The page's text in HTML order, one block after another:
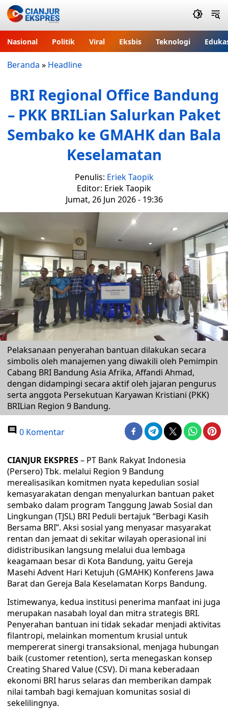
Nasional Politik Viral Eksbis Teknologi
Beranda » Headline
BRI Regional Office Bandung
– PKK BRILian Salurkan Paket
Sembako ke GMAHK dan Bala
Keselamatan
Penulis: Eriek Taopik
Editor: Eriek Taopik
Jumat, 26 Jun 2026 - 19:36
​Pelaksanaan penyerahan bantuan dilakukan secara
simbolis oleh manajemen yang diwakili oleh Pemimpin
Cabang BRI Bandung Asia Afrika, Affandi Ahmad,
dengan didampingi secara aktif oleh jajaran pengurus
serta anggota Persekutuan Karyawan Kristiani (PKK)
BRILian Region 9 Bandung.
0 Komentar
CIANJUR EKSPRES– PT Bank Rakyat Indonesia
(Persero) Tbk. melalui Region 9 Bandung
merealisasikan komitmen nyata kepedulian sosial
kemasyarakatan dengan menyalurkan bantuan paket
sembako dalam program Tanggung Jawab Sosial dan
Lingkungan (TJSL) BRI Peduli bertajuk “Berbagi Kasih
Bersama BRI”. Aksi sosial yang menyasar masyarakat
rentan dan jemaat di sekitar wilayah operasional ini
didistribusikan langsung melalui dua lembaga
keagamaan besar di Kota Bandung, yaitu Gereja
Masehi Advent Hari Ketujuh (GMAHK) Konferens Jawa
Barat dan Gereja Bala Keselamatan Korps Bandung.
​Istimewanya, kedua institusi penerima manfaat ini juga
merupakan nasabah loyal dan mitra strategis BRI.
Penyerahan bantuan ini tidak sekadar menjadi aktivitas
filantropi, melainkan momentum krusial untuk
mempererat sinergi transaksional, menjaga hubungan
baik (customer retention), serta menegaskan konsep
Creating Shared Value (CSV). Di mana keberadaan
ekonomi BRI harus selaras dan memberikan dampak
nilai tambah bagi kemajuan komunitas sosial di
sekelilingnya.